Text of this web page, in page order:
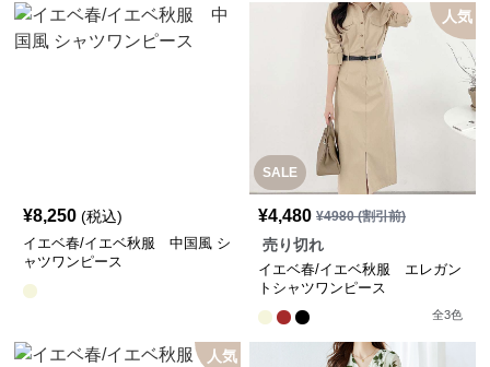
¥8,250 (税込)
イエベ春/イエベ秋服 中国風 シ
ャツワンピース
SALE
人気
¥4,480 ¥4980(割引前)
売り切れ
イエベ春/イエベ秋服 エレガン
トシャツワンピース
全3色
人気